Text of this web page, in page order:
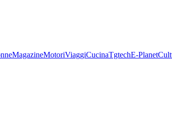
MagazineMotoriViaggiCucinaTgtechE-Planet